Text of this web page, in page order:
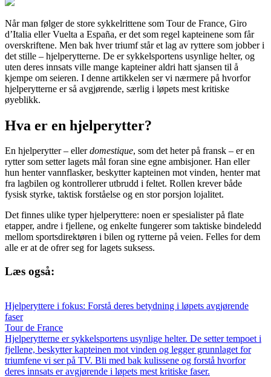
Når man følger de store sykkelrittene som Tour de France, Giro
d’Italia eller Vuelta a España, er det som regel kapteinene som får
overskriftene. Men bak hver triumf står et lag av ryttere som jobber i
det stille – hjelperytterne. De er sykkelsportens usynlige helter, og
uten deres innsats ville mange kapteiner aldri hatt sjansen til å
kjempe om seieren. I denne artikkelen ser vi nærmere på hvorfor
hjelperytterne er så avgjørende, særlig i løpets mest kritiske
øyeblikk.
Hva er en hjelperytter?
En hjelperytter – ellerdomestique, som det heter på fransk – er en
rytter som setter lagets mål foran sine egne ambisjoner. Han eller
hun henter vannflasker, beskytter kapteinen mot vinden, henter mat
fra lagbilen og kontrollerer utbrudd i feltet. Rollen krever både
fysisk styrke, taktisk forståelse og en stor porsjon lojalitet.
Det finnes ulike typer hjelperyttere: noen er spesialister på flate
etapper, andre i fjellene, og enkelte fungerer som taktiske bindeledd
mellom sportsdirektøren i bilen og rytterne på veien. Felles for dem
alle er at de ofrer seg for lagets suksess.
Læs også:
Hjelperyttere i fokus: Forstå deres betydning i løpets avgjørende
faser
Tour de France
Hjelperytterne er sykkelsportens usynlige helter. De setter tempoet i
fjellene, beskytter kapteinen mot vinden og legger grunnlaget for
triumfene vi ser på TV. Bli med bak kulissene og forstå hvorfor
deres innsats er avgjørende i løpets mest kritiske faser.